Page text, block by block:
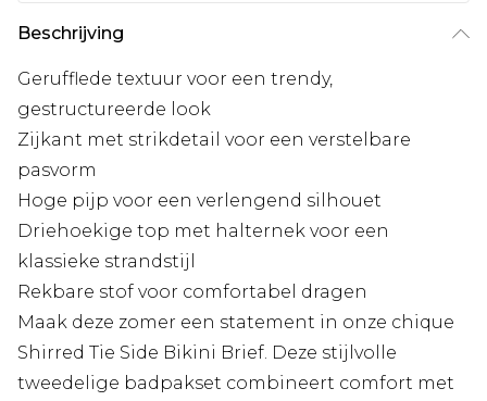
Beschrijving
Gerufflede textuur voor een trendy,
gestructureerde look
Zijkant met strikdetail voor een verstelbare
pasvorm
Hoge pijp voor een verlengend silhouet
Driehoekige top met halternek voor een
klassieke strandstijl
Rekbare stof voor comfortabel dragen
Maak deze zomer een statement in onze chique
Shirred Tie Side Bikini Brief. Deze stijlvolle
tweedelige badpakset combineert comfort met